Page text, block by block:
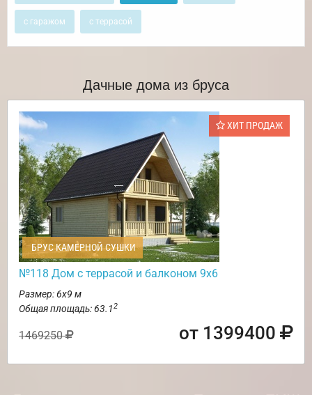
с гаражом с террасой
Дачные дома из бруса
ХИТ ПРОДАЖ
БРУС КАМЕРНОЙ СУШКИ
№118 Дом с террасой и балконом 9х6
Размер: 6х9 м
Общая площадь: 63.12
1469250 от 1399400